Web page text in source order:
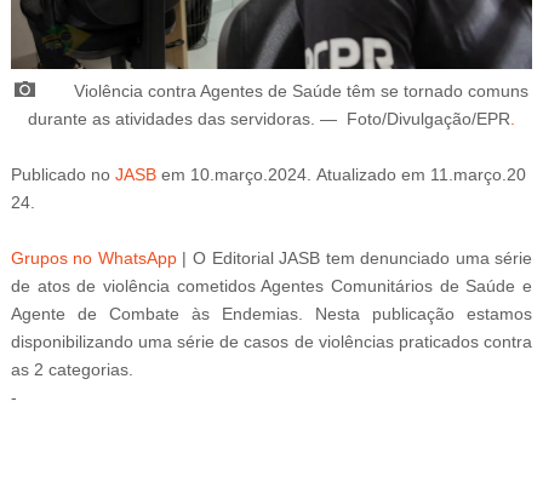
Violência contra Agentes de Saúde têm se tornado comuns
durante as atividades das servidoras. — Foto/Divulgação/EPR.
Publicado no JASB em 10.março.2024. Atualizado em 11.março.20
24.
Grupos no WhatsApp | O Editorial JASB tem denunciado uma série
de atos de violência cometidos Agentes Comunitários de Saúde e
Agente de Combate às Endemias. Nesta publicação estamos
disponibilizando uma série de casos de violências praticados contra
as 2 categorias.
-